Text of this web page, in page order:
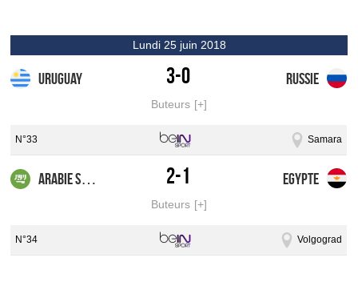
lundi 25 juin 2018
Uruguay 3-0 Russie
Buteurs
N°33 Samara
Arabie Saoudite 2-1 Egypte
Buteurs
N°34 Volgograd